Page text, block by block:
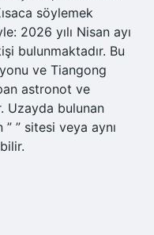
söylemek
2026 yılı Nisan ayı
bulunmaktadır. Bu
ve Tiangong
astronot ve
Uzayda bulunan
” ” sitesi veya aynı